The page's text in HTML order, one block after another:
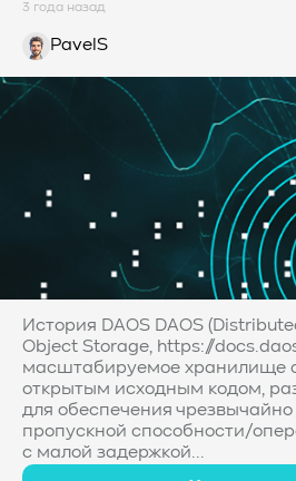
3 года назад
PavelS
История DAOS DAOS
Object Storage, https://
масштабируемое хранилище
открытым исходным кодом,
для обеспечения
пропускной способности/
с малой задержкой...